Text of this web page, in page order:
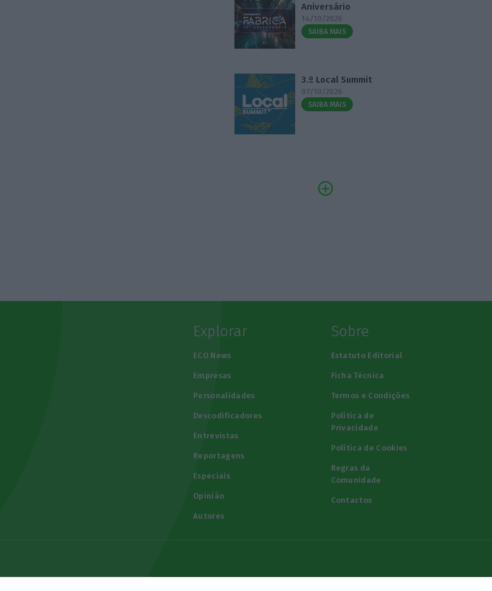
Aniversário
14/10/2026
SAIBA MAIS
3.º Local Summit
07/10/2026
SAIBA MAIS
Explorar
ECO News
Empresas
Personalidades
Descodificadores
Entrevistas
Reportagens
Especiais
Opinião
Autores
Sobre
Estatuto Editorial
Ficha Técnica
Termos e Condições
Política de
Privacidade
Política de Cookies
Regras da
Comunidade
Contactos